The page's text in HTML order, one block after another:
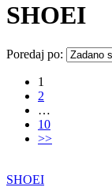
SHOEI
Poredaj po:
1
2
…
10
>>
SHOEI